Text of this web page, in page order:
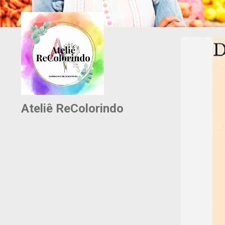
Ateliê ReColorindo